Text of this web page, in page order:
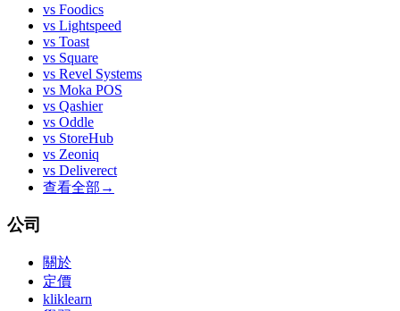
vs Foodics
vs Lightspeed
vs Toast
vs Square
vs Revel Systems
vs Moka POS
vs Qashier
vs Oddle
vs StoreHub
vs Zeoniq
vs Deliverect
查看全部 →
公司
關於
定價
kliklearn